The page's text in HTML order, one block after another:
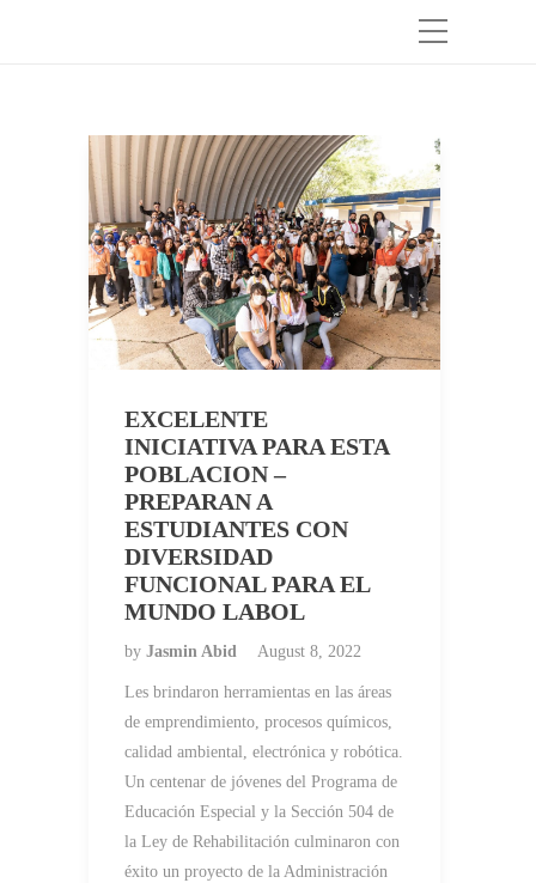
EXCELENTE
INICIATIVA PARA ESTA
POBLACION –
PREPARAN A
ESTUDIANTES CON
DIVERSIDAD
FUNCIONAL PARA EL
MUNDO LABOL
by Jasmin Abid August 8, 2022
Les brindaron herramientas en las áreas
de emprendimiento, procesos químicos,
calidad ambiental, electrónica y robótica.
Un centenar de jóvenes del Programa de
Educación Especial y la Sección 504 de
la Ley de Rehabilitación culminaron con
éxito un proyecto de la Administración